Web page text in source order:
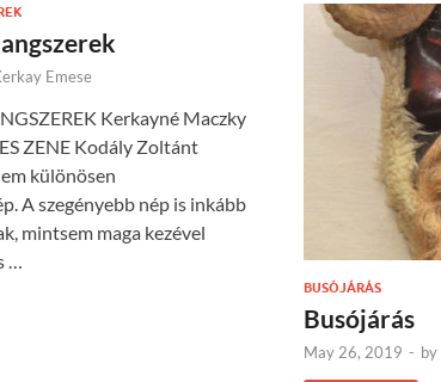
Emese
Kerkayné Maczky
ZENE Kodály Zoltánt
különösen
A szegényebb nép is inkább
mintsem maga kezével
…
BUSÓJÁRÁS
Busójárás
May 26, 2019 - by